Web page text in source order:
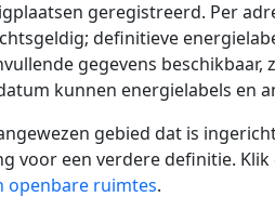
geregistreerd. Per
definitieve
gegevens
kunnen energielabels
gebied dat is
voor een verdere definitie.
openbare ruimtes.